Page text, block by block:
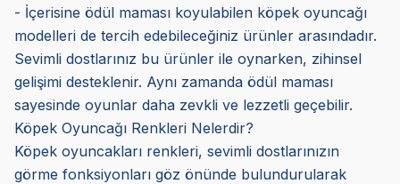
- İçerisine ödül maması koyulabilen köpek oyuncağı
modelleri de tercih edebileceğiniz ürünler arasındadır.
Sevimli dostlarınız bu ürünler ile oynarken, zihinsel
gelişimi desteklenir. Aynı zamanda ödül maması
sayesinde oyunlar daha zevkli ve lezzetli geçebilir.
Köpek Oyuncağı Renkleri Nelerdir?
Köpek oyuncakları renkleri, sevimli dostlarınızın
görme fonksiyonları göz önünde bulundurularak